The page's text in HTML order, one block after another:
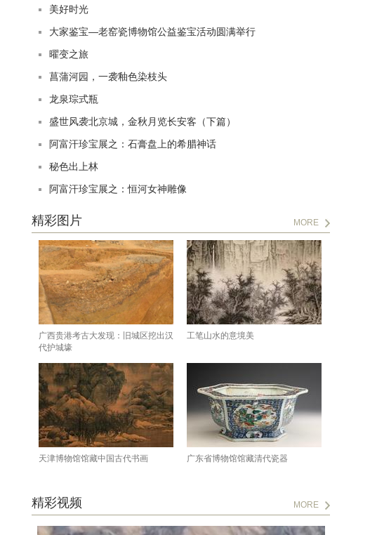
美好时光
大家鉴宝—老窑瓷博物馆公益鉴宝活动圆满举行
曜变之旅
菖蒲河园，一袭釉色染枝头
龙泉琮式瓶
盛世风袭北京城，金秋月览长安客（下篇）
阿富汗珍宝展之：石膏盘上的希腊神话
秘色出上林
阿富汗珍宝展之：恒河女神雕像
精彩图片 MORE
广西贵港考古大发现：旧城区挖出汉
代护城壕
工笔山水的意境美
天津博物馆馆藏中国古代书画 广东省博物馆馆藏清代瓷器
精彩视频 MORE